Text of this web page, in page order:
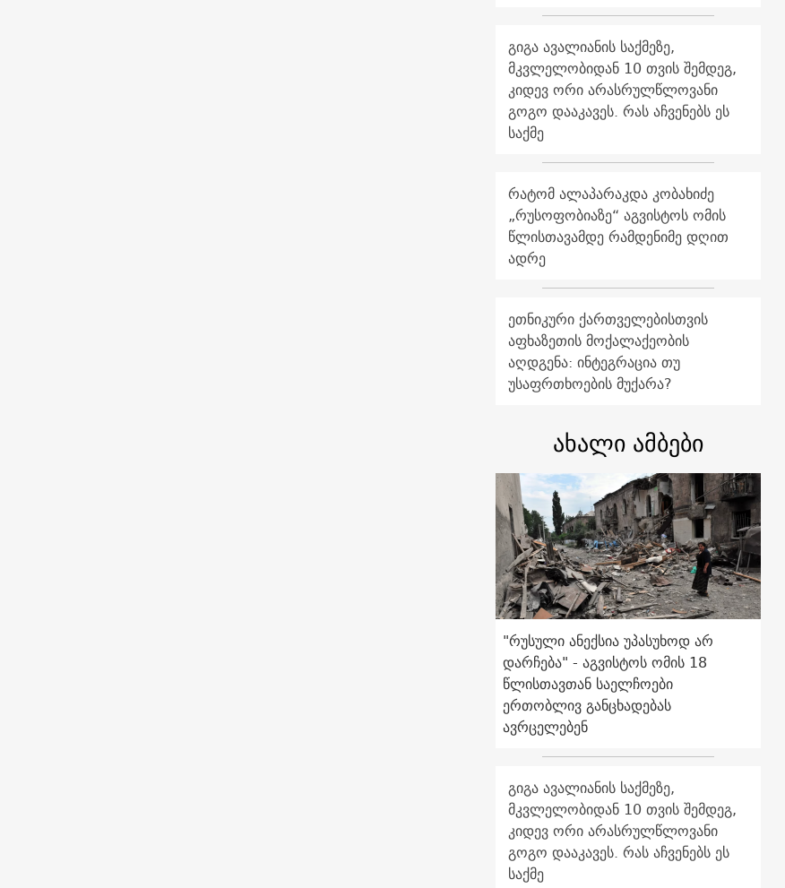
გიგა ავალიანის საქმეზე,
მკვლელობიდან 10 თვის შემდეგ,
კიდევ ორი არასრულწლოვანი
გოგო დააკავეს. რას აჩვენებს ეს
საქმე
რატომ ალაპარაკდა კობახიძე
„რუსოფობიაზე“ აგვისტოს ომის
წლისთავამდე რამდენიმე დღით
ადრე
ეთნიკური ქართველებისთვის
აფხაზეთის მოქალაქეობის
აღდგენა: ინტეგრაცია თუ
უსაფრთხოების მუქარა?
ახალი ამბები
"რუსული ანექსია უპასუხოდ არ
დარჩება" - აგვისტოს ომის 18
წლისთავთან საელჩოები
ერთობლივ განცხადებას
ავრცელებენ
გიგა ავალიანის საქმეზე,
მკვლელობიდან 10 თვის შემდეგ,
კიდევ ორი არასრულწლოვანი
გოგო დააკავეს. რას აჩვენებს ეს
საქმე